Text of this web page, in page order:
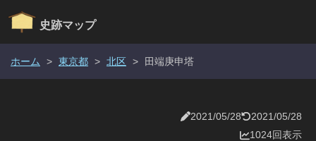
史跡マップ
ホーム > 東京都 > 北区 > 田端庚申塔
2021/05/28
2021/05/28
1024回表示